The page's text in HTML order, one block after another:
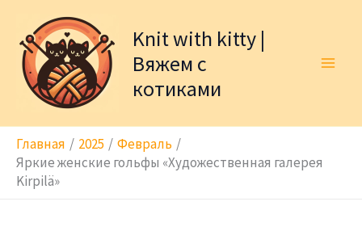
содержимому
Knit with kitty |
Вяжем с
котиками
Главная 2025
Февраль
Яркие женские гольфы «Художественная галерея
Kirpilä»